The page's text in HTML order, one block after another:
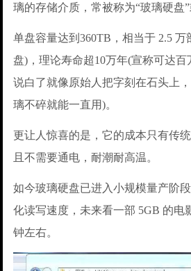
璃的存储介质，常被称为“玻璃硬盘”
单盘容量达到360TB，相当于 2.5
盘)，理论寿命超10万年(宣称可达百
说白了就像原始人把字刻在石头上
璃不碎就能一直用)。
更让人惊喜的是，它的成本只有传
且不需要通电，耐潮耐高温。
如今玻璃硬盘已进入小规模量产阶
化读写速度，未来看一部 5GB 的电
钟左右。